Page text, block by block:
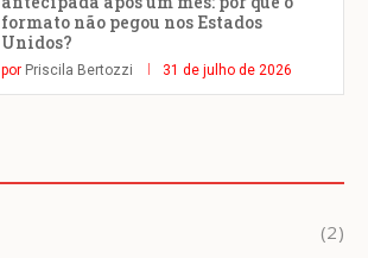
formato não pegou nos Estados
Unidos?
por Priscila Bertozzi 31 de julho de 2026
(2)